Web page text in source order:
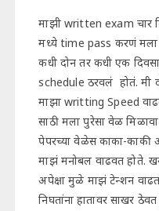
माझी written exam चार
मध्ये time pass करणं मला
कधी दोन तर कधी एक
schedule ठरवलं होतं. मी
माझा writting Speed
साठी मला पुरेसा वेळ
पेपरच्या वेळेस काका-
माझं मनोबल वाढवत होते.
अपेक्षा मुळे माझं टेन्शन वाढत
निघतांना हातावर साखर ठेवत